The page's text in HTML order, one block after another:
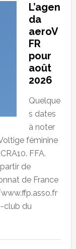
L’agen
da
aeroV
FR
pour
août
2026
Quelque
s dates
à noter
féminine
FFA.
de
de France
club du